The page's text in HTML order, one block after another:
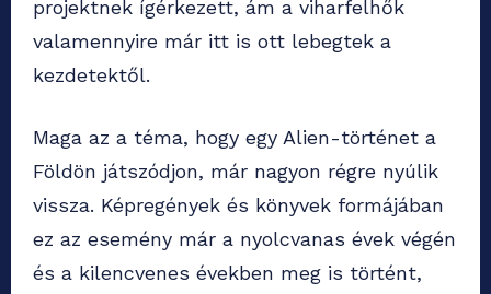
projektnek ígérkezett, ám a viharfelhők
valamennyire már itt is ott lebegtek a
kezdetektől.
Maga az a téma, hogy egy Alien-történet a
Földön játszódjon, már nagyon régre nyúlik
vissza. Képregények és könyvek formájában
ez az esemény már a nyolcvanas évek végén
és a kilencvenes években meg is történt,